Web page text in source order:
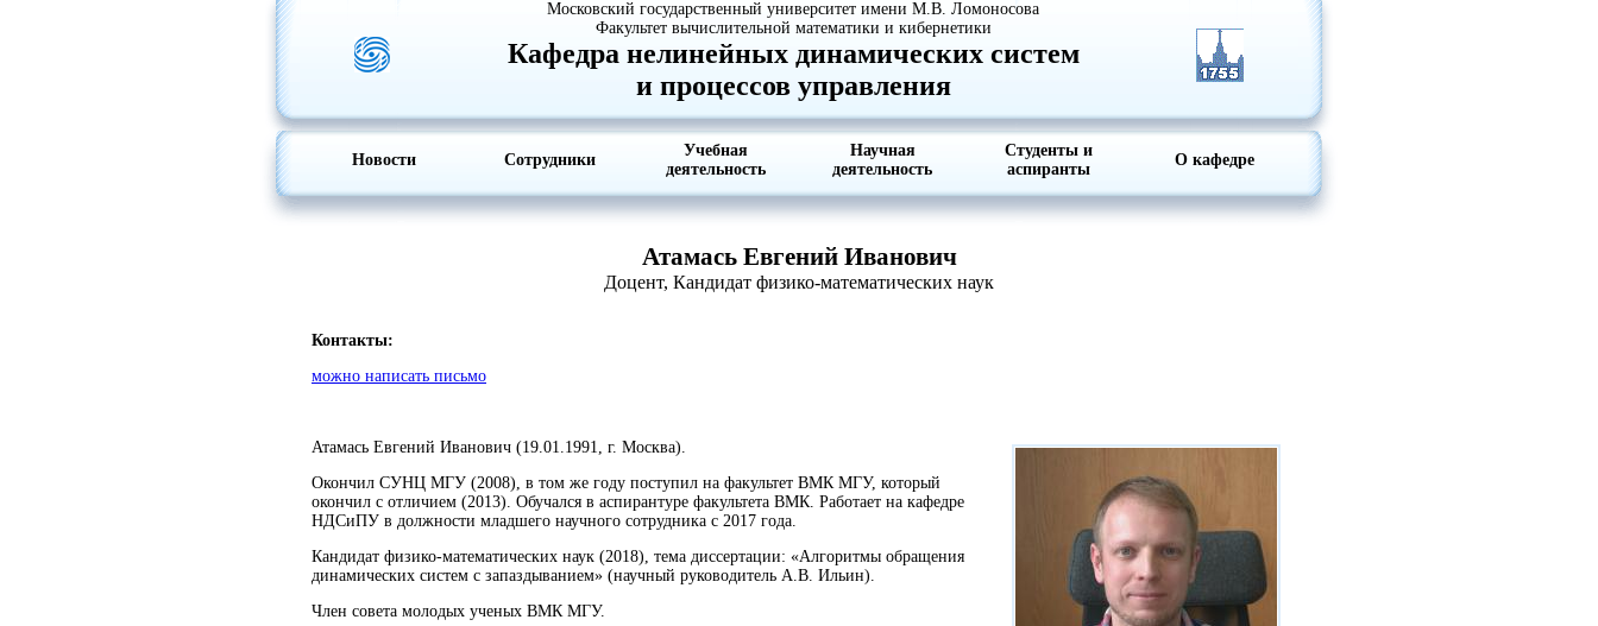
Московский государственный университет имени М.В. Ломоносова
Факультет вычислительной математики и кибернетики
Кафедра нелинейных динамических систем
и процессов управления
Новости Сотрудники
Учебная
деятельность
Научная
деятельность
Студенты и
аспиранты
О кафедре
Атамась Евгений Иванович
Доцент, Кандидат физико-математических наук
Контакты:
можно написать письмо
Атамась Евгений Иванович (19.01.1991, г. Москва).
Окончил СУНЦ МГУ (2008), в том же году поступил на факультет ВМК МГУ, который
окончил с отличием (2013). Обучался в аспирантуре факультета ВМК. Работает на кафедре
НДСиПУ в должности младшего научного сотрудника с 2017 года.
Кандидат физико-математических наук (2018), тема диссертации: «Алгоритмы обращения
динамических систем с запаздыванием» (научный руководитель А.В. Ильин).
Член совета молодых ученых ВМК МГУ.